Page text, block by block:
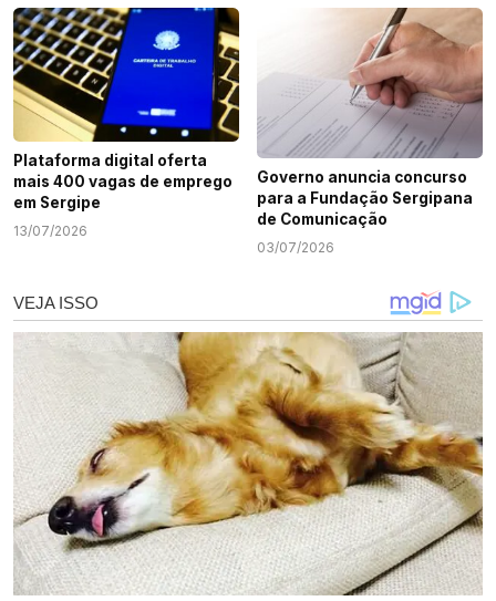
Plataforma digital oferta
mais 400 vagas de emprego
em Sergipe
13/07/2026
Governo anuncia concurso
para a Fundação Sergipana
de Comunicação
03/07/2026